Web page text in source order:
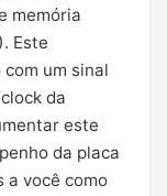
memória
Este
um sinal
da
este
da placa
a você como